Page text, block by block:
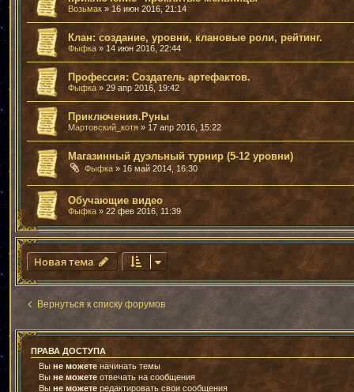
Возьмак » 16 июн 2016, 21:14
Клан: создание, уровни, клановые роли, рейтинг.
Фыфка » 14 июн 2016, 22:44
Профессия: Создатель артефактов.
Фыфка » 29 апр 2016, 19:42
Приключения.Руны
Мартовский_котя » 17 апр 2016, 15:22
Магазинный дуэльный турнир (5-12 уровни)
Фыфка» 16 май 2014, 16:30
Обучающие видео
Фыфка » 22 фев 2016, 11:39
Новая тема
Вернуться к списку форумов
ПРАВА ДОСТУПА
Выне можете начинать темы
Вы не можете отвечать на сообщения
Вы не можете редактировать свои сообщения